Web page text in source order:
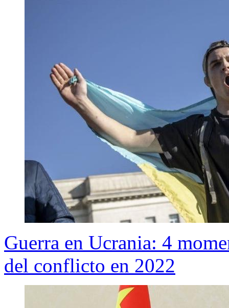
Guerra en Ucrania: 4
del conflicto en 2022